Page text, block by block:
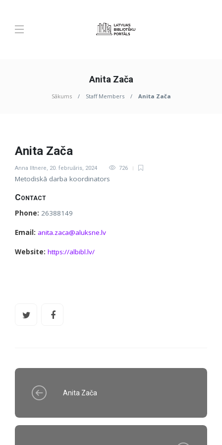
Anita Zača
Sākums Staff Members Anita Zača
Anita Zača
Anna Iltnere, 20. februāris, 2024 726
Metodiskā darba koordinators
Contact
Phone: 26388149
Email: anita.zaca@aluksne.lv
Website: https://albibl.lv/
Anita Zača